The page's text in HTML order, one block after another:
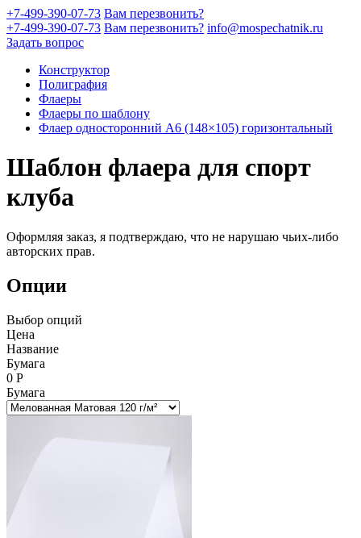
+7-499-390-07-73 Вам перезвонить?
+7-499-390-07-73 Вам перезвонить? info@mospechatnik.ru
Задать вопрос
Конструктор
Полиграфия
Флаеры
Флаеры по шаблону
Флаер односторонний A6 (148×105) горизонтальный
Шаблон флаера для спорт
клуба
Оформляя заказ, я подтверждаю, что не нарушаю чьих-либо
авторских прав.
Опции
Выбор опций
Цена
Название
Бумага
0 Р
Бумага